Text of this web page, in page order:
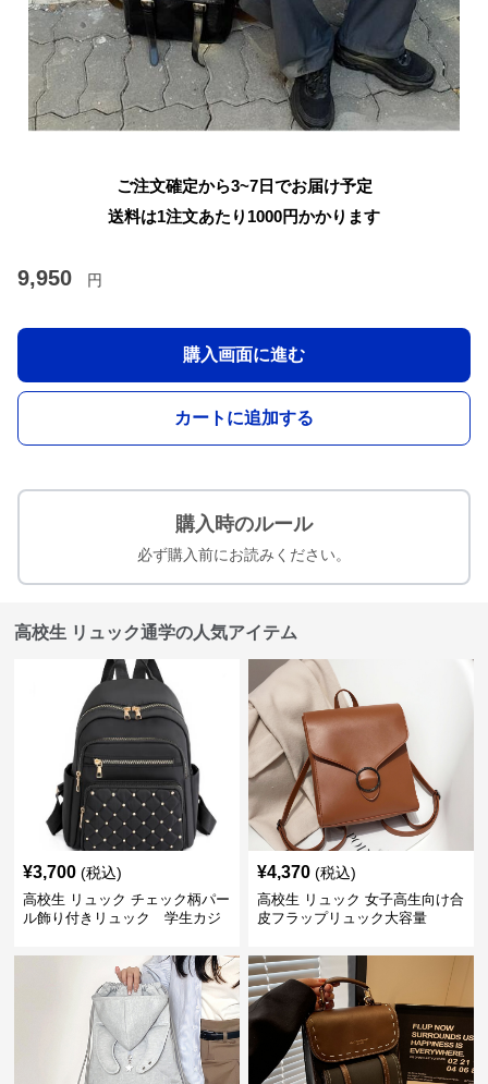
ご注文確定から3~7日でお届け予定
送料は1注文あたり 1000円かかります
9,950 円
購入画面に進む
カートに追加する
購入時のルール
必ず購入前にお読みください。
高校生 リュック通学の人気アイテム
¥3,700 (税込)
高校生 リュック チェック柄パー
ル飾り付きリュック 学生カジ
¥4,370 (税込)
高校生 リュック 女子高生向け合
皮フラップリュック大容量